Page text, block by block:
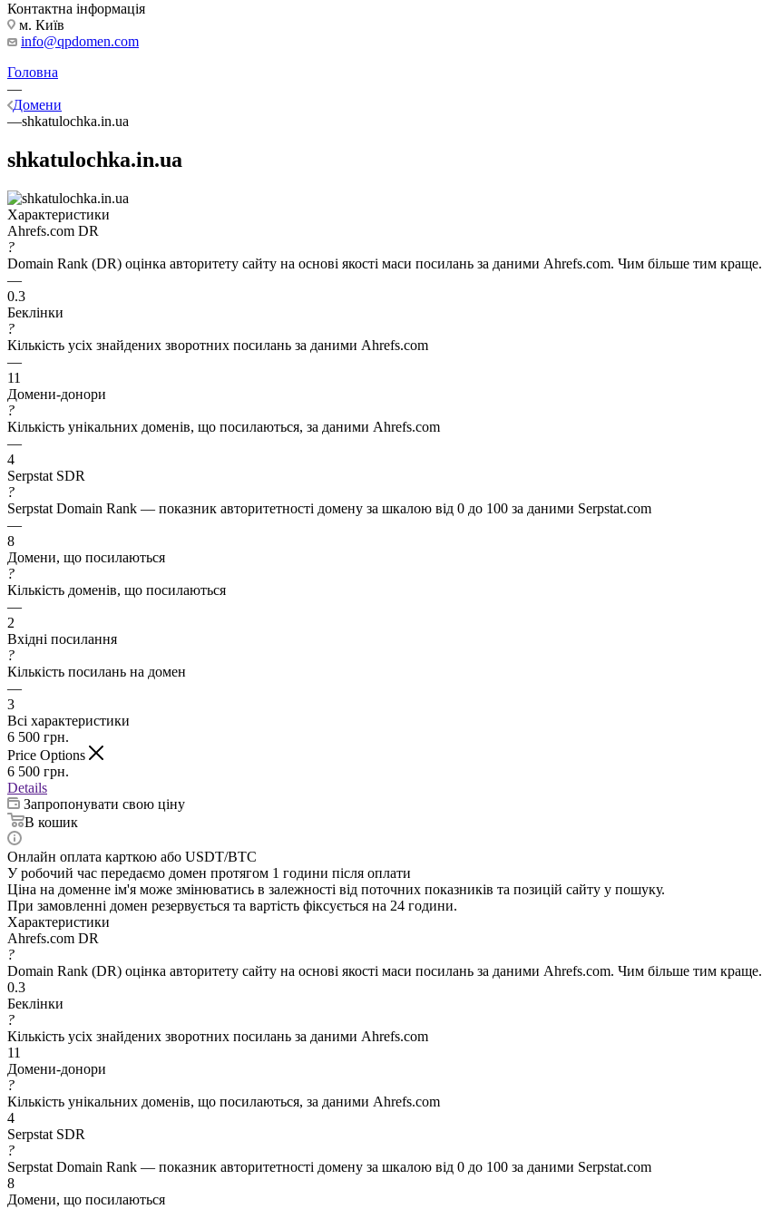
Контактна інформація
м. Київ
info@qpdomen.com
Головна
—
Домени
—shkatulochka.in.ua
shkatulochka.in.ua
Характеристики
Ahrefs.com DR
?
Domain Rank (DR) оцінка авторитету сайту на основі якості маси посилань за даними Ahrefs.com. Чим більше тим краще.
—
0.3
Беклінки
?
Кількість усіх знайдених зворотних посилань за даними Ahrefs.com
—
11
Домени-донори
?
Кількість унікальних доменів, що посилаються, за даними Ahrefs.com
—
4
Serpstat SDR
?
Serpstat Domain Rank — показник авторитетності домену за шкалою від 0 до 100 за даними Serpstat.com
—
8
Домени, що посилаються
?
Кількість доменів, що посилаються
—
2
Вхідні посилання
?
Кількість посилань на домен
—
3
Всі характеристики
6 500 грн.
Price Options
6 500 грн.
Details
Запропонувати свою ціну
В кошик
Онлайн оплата карткою або USDT/BTC
У робочий час передаємо домен протягом 1 години після оплати
Ціна на доменне ім'я може змінюватись в залежності від поточних показників та позицій сайту у пошуку.
При замовленні домен резервується та вартість фіксується на 24 години.
Характеристики
Ahrefs.com DR
?
Domain Rank (DR) оцінка авторитету сайту на основі якості маси посилань за даними Ahrefs.com. Чим більше тим краще.
0.3
Беклінки
?
Кількість усіх знайдених зворотних посилань за даними Ahrefs.com
11
Домени-донори
?
Кількість унікальних доменів, що посилаються, за даними Ahrefs.com
4
Serpstat SDR
?
Serpstat Domain Rank — показник авторитетності домену за шкалою від 0 до 100 за даними Serpstat.com
8
Домени, що посилаються